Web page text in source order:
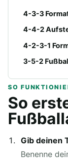
4-3-3
4-4-2
4-2-3-1
3-5-2
SO
So
Gib deinen
Benenne